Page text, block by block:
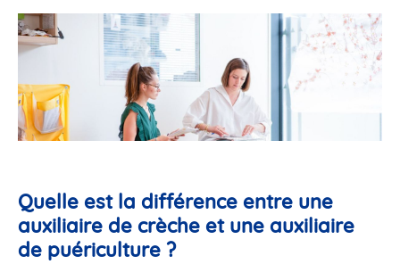
Quelle est la différence entre une
auxiliaire de crèche et une auxiliaire
de puériculture ?